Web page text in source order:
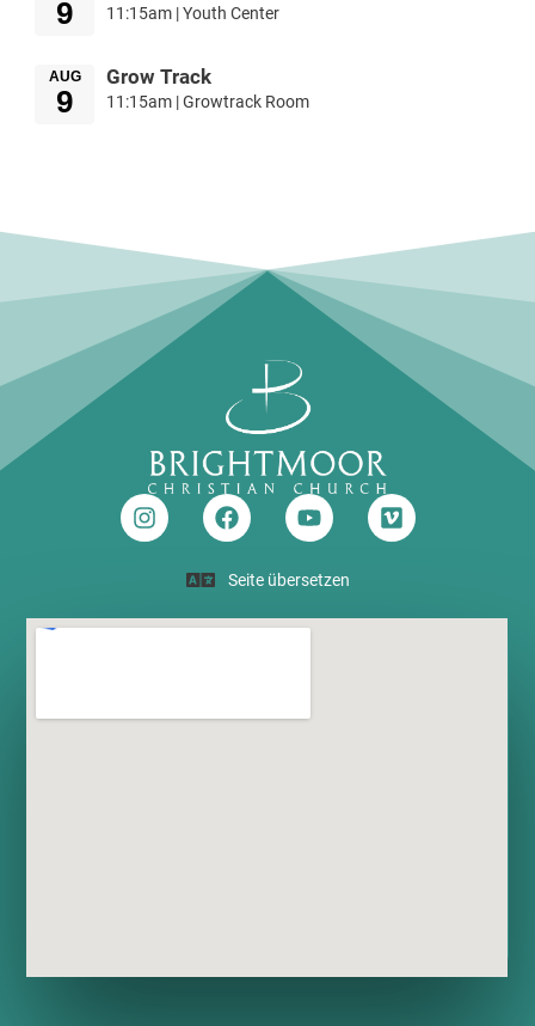
9 11:15am | Youth Center
AUG
9
Grow Track
11:15am | Growtrack Room
Seite übersetzen